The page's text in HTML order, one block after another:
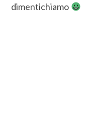
dimentichiamo